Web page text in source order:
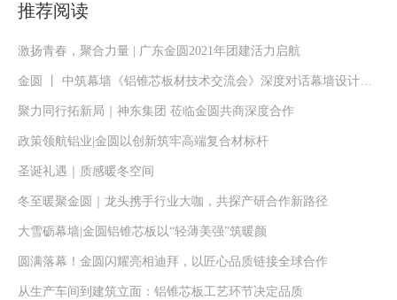
推荐阅读
激扬青春，聚合力量 | 广东金圆2021年团建活力启航
金圆 丨 中筑幕墙《铝锥芯板材技术交流会》深度对话幕墙设计力量！
聚力同行拓新局｜神东集团 莅临金圆共商深度合作
政策领航铝业|金圆以创新筑牢高端复合材标杆
圣诞礼遇｜质感暖冬空间
冬至暖聚金圆｜龙头携手行业大咖，共探产研合作新路径
大雪砺幕墙|金圆铝锥芯板以“轻薄美强”筑暖颜
圆满落幕！金圆闪耀亮相迪拜，以匠心品质链接全球合作
从生产车间到建筑立面：铝锥芯板工艺环节决定品质